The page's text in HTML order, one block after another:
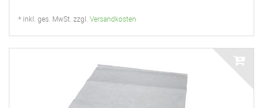
* inkl. ges. MwSt. zzgl. Versandkosten